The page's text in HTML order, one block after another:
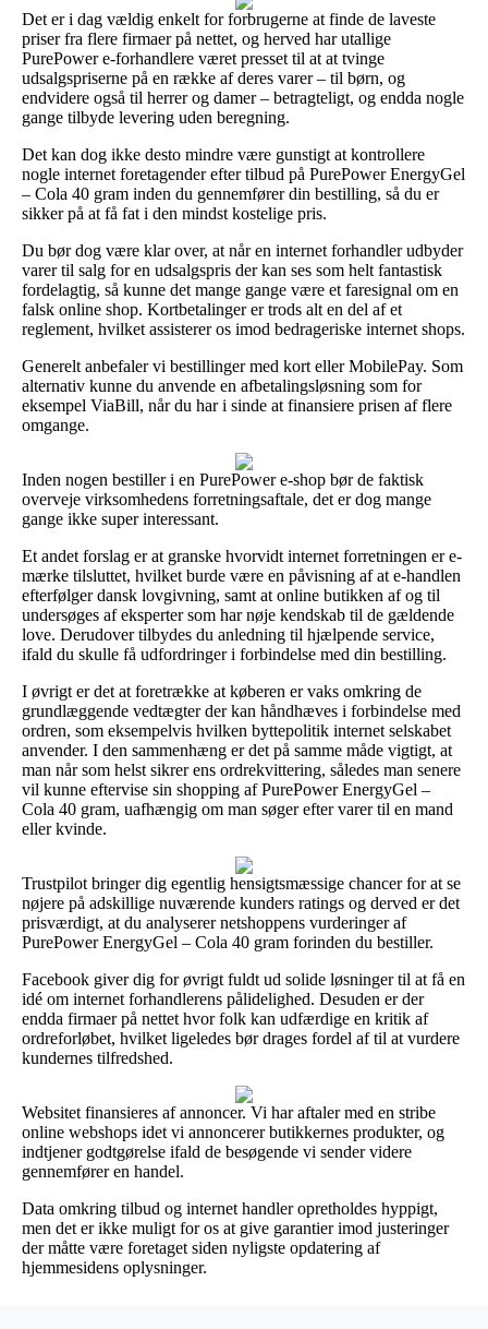
Det er i dag vældig enkelt for forbrugerne at finde de laveste
priser fra flere firmaer på nettet, og herved har utallige
PurePower e-forhandlere været presset til at at tvinge
udsalgspriserne på en række af deres varer – til børn, og
endvidere også til herrer og damer – betragteligt, og endda nogle
gange tilbyde levering uden beregning.
Det kan dog ikke desto mindre være gunstigt at kontrollere
nogle internet foretagender efter tilbud på PurePower EnergyGel
– Cola 40 gram inden du gennemfører din bestilling, så du er
sikker på at få fat i den mindst kostelige pris.
Du bør dog være klar over, at når en internet forhandler udbyder
varer til salg for en udsalgspris der kan ses som helt fantastisk
fordelagtig, så kunne det mange gange være et faresignal om en
falsk online shop. Kortbetalinger er trods alt en del af et
reglement, hvilket assisterer os imod bedrageriske internet shops.
Generelt anbefaler vi bestillinger med kort eller MobilePay. Som
alternativ kunne du anvende en afbetalingsløsning som for
eksempel ViaBill, når du har i sinde at finansiere prisen af flere
omgange.
Inden nogen bestiller i en PurePower e-shop bør de faktisk
overveje virksomhedens forretningsaftale, det er dog mange
gange ikke super interessant.
Et andet forslag er at granske hvorvidt internet forretningen er e-
mærke tilsluttet, hvilket burde være en påvisning af at e-handlen
efterfølger dansk lovgivning, samt at online butikken af og til
undersøges af eksperter som har nøje kendskab til de gældende
love. Derudover tilbydes du anledning til hjælpende service,
ifald du skulle få udfordringer i forbindelse med din bestilling.
I øvrigt er det at foretrække at køberen er vaks omkring de
grundlæggende vedtægter der kan håndhæves i forbindelse med
ordren, som eksempelvis hvilken byttepolitik internet selskabet
anvender. I den sammenhæng er det på samme måde vigtigt, at
man når som helst sikrer ens ordrekvittering, således man senere
vil kunne eftervise sin shopping af PurePower EnergyGel –
Cola 40 gram, uafhængig om man søger efter varer til en mand
eller kvinde.
Trustpilot bringer dig egentlig hensigtsmæssige chancer for at se
nøjere på adskillige nuværende kunders ratings og derved er det
prisværdigt, at du analyserer netshoppens vurderinger af
PurePower EnergyGel – Cola 40 gram forinden du bestiller.
Facebook giver dig for øvrigt fuldt ud solide løsninger til at få en
idé om internet forhandlerens pålidelighed. Desuden er der
endda firmaer på nettet hvor folk kan udfærdige en kritik af
ordreforløbet, hvilket ligeledes bør drages fordel af til at vurdere
kundernes tilfredshed.
Websitet finansieres af annoncer. Vi har aftaler med en stribe
online webshops idet vi annoncerer butikkernes produkter, og
indtjener godtgørelse ifald de besøgende vi sender videre
gennemfører en handel.
Data omkring tilbud og internet handler opretholdes hyppigt,
men det er ikke muligt for os at give garantier imod justeringer
der måtte være foretaget siden nyligste opdatering af
hjemmesidens oplysninger.